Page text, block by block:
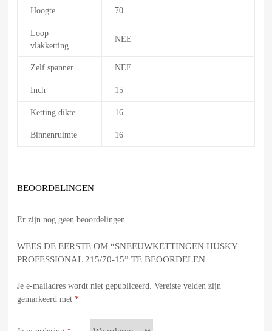
Hoogte 70
Loop
vlakketting
NEE
Zelf spanner NEE
Inch 15
Ketting dikte 16
Binnenruimte 16
BEOORDELINGEN
Er zijn nog geen beoordelingen.
WEES DE EERSTE OM “SNEEUWKETTINGEN HUSKY
PROFESSIONAL 215/70-15” TE BEOORDELEN
Je e-mailadres wordt niet gepubliceerd. Vereiste velden zijn
gemarkeerd met *